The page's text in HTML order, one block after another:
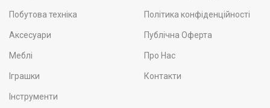
Побутова техніка
Аксесуари
Меблі
Іграшки
Інструменти
Політика конфіденційності
Публічна Оферта
Про Нас
Контакти